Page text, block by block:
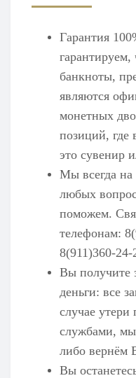
Гарантия
банкноты,
являются
монетных
позиций, где
это сувенир
Мы всегда на
любых
поможем.
телефонам:
8(911)360-24-
Вы получите
деньги: все
случае
службами,
либо вернём
Вы